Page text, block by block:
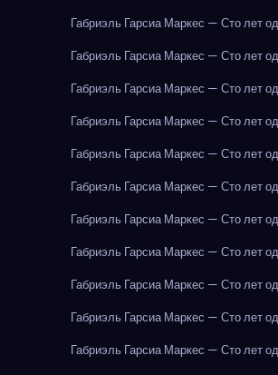
Габриэль Гарсиа Маркес — Сто лет
Габриэль Гарсиа Маркес — Сто лет
Габриэль Гарсиа Маркес — Сто лет
Габриэль Гарсиа Маркес — Сто лет
Габриэль Гарсиа Маркес — Сто лет
Габриэль Гарсиа Маркес — Сто лет
Габриэль Гарсиа Маркес — Сто лет
Габриэль Гарсиа Маркес — Сто лет
Габриэль Гарсиа Маркес — Сто лет
Габриэль Гарсиа Маркес — Сто лет
Габриэль Гарсиа Маркес — Сто лет